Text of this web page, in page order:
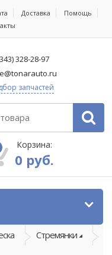
Доставка
Помощь
328-28-97
запчастей
Корзина:
0 руб.
Стремянки